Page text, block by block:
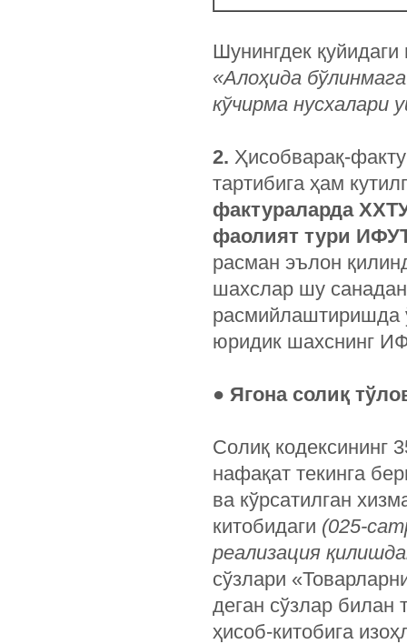
Шунингдек
«Алоҳида
кўчирма нусхалари
2. Ҳисобварақ-
тартибига ҳам
фактураларда
фаолият тури
расман эълон
шахслар шу
расмийлаштиришда
юридик шахснинг
● Ягона солиқ
Солиқ кодексининг
нафақат текинга
ва кўрсатилган
китобидаги (025-
реализация
сўзлари
деган сўзлар
ҳисоб-китобига